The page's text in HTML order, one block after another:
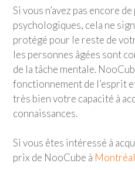
Si vous n’avez pas encore
psychologiques, cela ne
protégé pour le reste de
les personnes âgées sont
de la tâche mentale.
fonctionnement de l’esprit
très bien votre capacité à
connaissances.
Si vous êtes intéressé à
prix de NooCube à